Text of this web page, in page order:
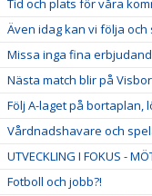
Tid och plats för våra
Även idag kan vi följa och
Missa inga fina
Nästa match blir på
Följ A-laget på bortaplan,
Vårdnadshavare och
UTVECKLING I FOKUS -
Fotboll och jobb?!